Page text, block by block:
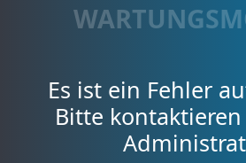
Es ist ein Fehler
Bitte